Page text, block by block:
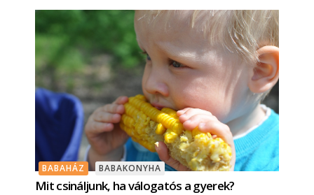
BABAHÁZ BABAKONYHA
Mit csináljunk, ha válogatós a gyerek?